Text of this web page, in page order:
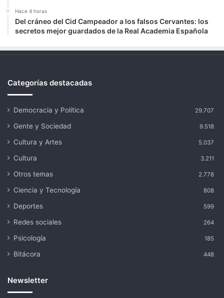
Hace 4 horas
Del cráneo del Cid Campeador a los falsos Cervantes: los
secretos mejor guardados de la Real Academia Española
Categorías destacadas
Democracia y Política 29.707
Gente y Sociedad 9.518
Cultura y Artes 5.037
Cultura 3.211
Otros temas 2.778
Ciencia y Tecnología 808
Deportes 599
Redes sociales 264
Psicología 185
Bitácora 448
Newsletter